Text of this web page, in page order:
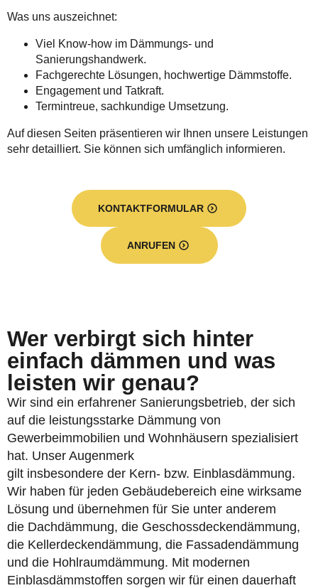
Was uns auszeichnet:
Viel Know-how im Dämmungs- und
Sanierungshandwerk.
Fachgerechte Lösungen, hochwertige Dämmstoffe.
Engagement und Tatkraft.
Termintreue, sachkundige Umsetzung.
Auf diesen Seiten präsentieren wir Ihnen unsere Leistungen
sehr detailliert. Sie können sich umfänglich informieren.
KONTAKTFORMULAR
ANRUFEN
Wer verbirgt sich hinter
einfach dämmen und was
leisten wir genau?
Wir sind ein erfahrener Sanierungsbetrieb, der sich
auf die leistungsstarke Dämmung von
Gewerbeimmobilien und Wohnhäusern spezialisiert
hat. Unser Augenmerk
gilt insbesondere der Kern- bzw. Einblasdämmung.
Wir haben für jeden Gebäudebereich eine wirksame
Lösung und übernehmen für Sie unter anderem
die Dachdämmung, die Geschossdeckendämmung,
die Kellerdeckendämmung, die Fassadendämmung
und die Hohlraumdämmung. Mit modernen
Einblasdämmstoffen sorgen wir für einen dauerhaft